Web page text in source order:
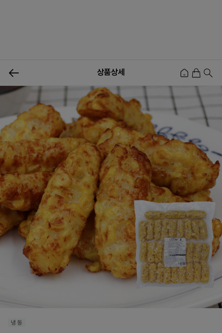
신상품행사상품 사업자등업신청
상품상세